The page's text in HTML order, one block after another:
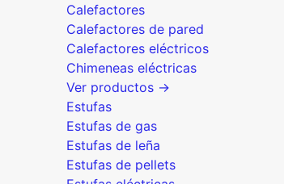
Calefactores
Calefactores de pared
Calefactores eléctricos
Chimeneas eléctricas
Ver productos →
Estufas
Estufas de gas
Estufas de leña
Estufas de pellets